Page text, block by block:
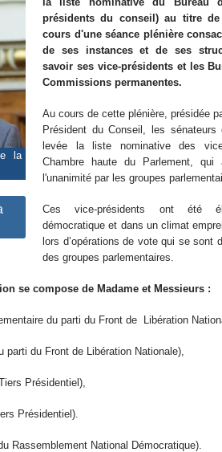
la
présidents du conseil) au titre de
cours d'une séance plénière
de ses instances et de ses
savoir ses vice-présidents et les
Commissions permanentes.
Au cours de cette plénière, présidée
Président du Conseil, les
levée la liste nominative des
Chambre haute du Parlement,
l'unanimité par les groupes
Ces vice-présidents ont été
démocratique et dans un climat
lors d’opérations de vote qui se sont
des groupes parlementaires.
se compose de Madame et Messieurs :
du parti du Front de Libération
parti du Front de Libération Nationale),
Présidentiel),
Présidentiel).
du Rassemblement National